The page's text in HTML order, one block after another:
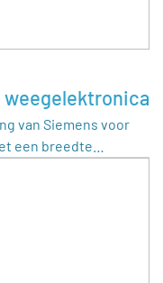
weegelektronica
van Siemens voor
een breedte…